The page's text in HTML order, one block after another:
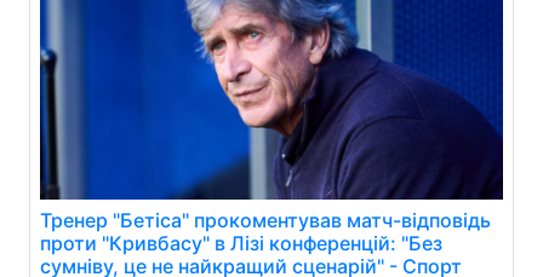
Тренер "Бетіса" прокоментував матч-відповідь
проти "Кривбасу" в Лізі конференцій: "Без
сумніву, це не найкращий сценарій" - Спорт